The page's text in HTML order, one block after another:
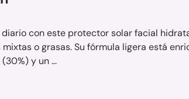
con este protector solar facial
o grasas. Su fórmula ligera está
y un ...